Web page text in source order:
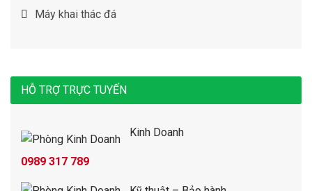
Máy khai thác đá
HỖ TRỢ TRỰC TUYẾN
Kinh Doanh
0989 317 789